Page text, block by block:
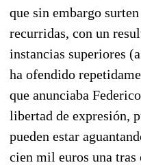
que sin embargo
recurridas, con un
instancias superiores
ha ofendido
que anunciaba
libertad de expresión,
pueden estar
cien mil euros una tras